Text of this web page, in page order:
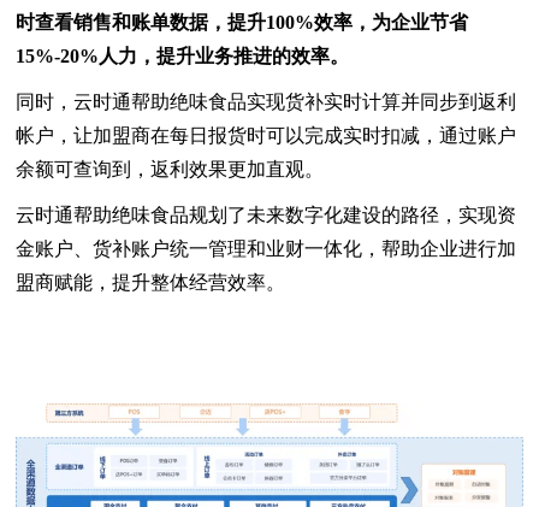
时查看销售和账单数据，提升100%效率，为企业节省
15%-20%人力，提升业务推进的效率。
同时，云时通帮助绝味食品实现货补实时计算并同步到返利
帐户，让加盟商在每日报货时可以完成实时扣减，通过账户
余额可查询到，返利效果更加直观。
云时通帮助绝味食品规划了未来数字化建设的路径，实现资
金账户、货补账户统一管理和业财一体化，帮助企业进行加
盟商赋能，提升整体经营效率。